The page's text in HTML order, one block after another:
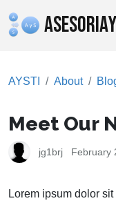
AYSTI About
Meet Our
jg1brj February
Lorem ipsum dolor